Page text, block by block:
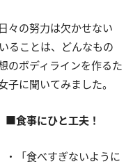
々の努力は欠かせない
ることは、どんなもの
のボディラインを作るた
子に聞いてみました。
■食事にひと工夫！
・「食べすぎないように